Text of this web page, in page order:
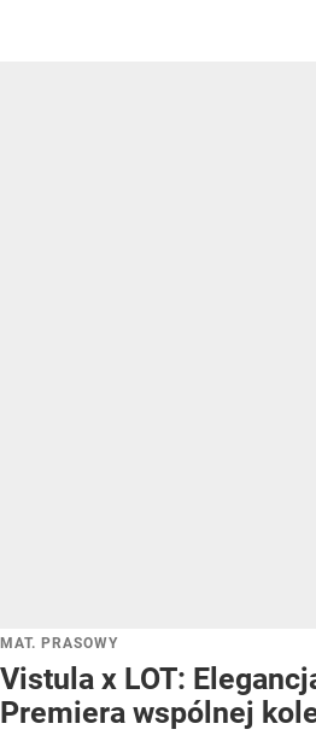
MAT. PRASOWY
Vistula x LOT:
Premiera wspólnej